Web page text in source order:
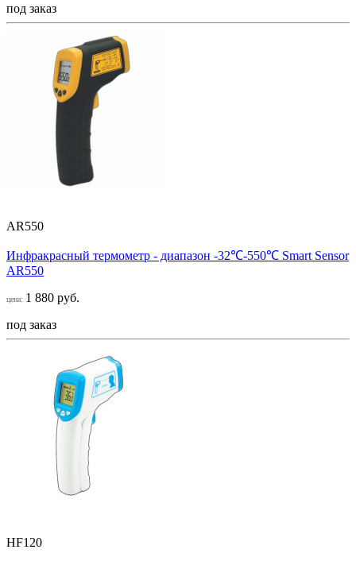
под заказ
AR550
Инфракрасный термометр - диапазон -32℃-550℃ Smart Sensor
AR550
цена: 1 880 руб.
под заказ
HF120